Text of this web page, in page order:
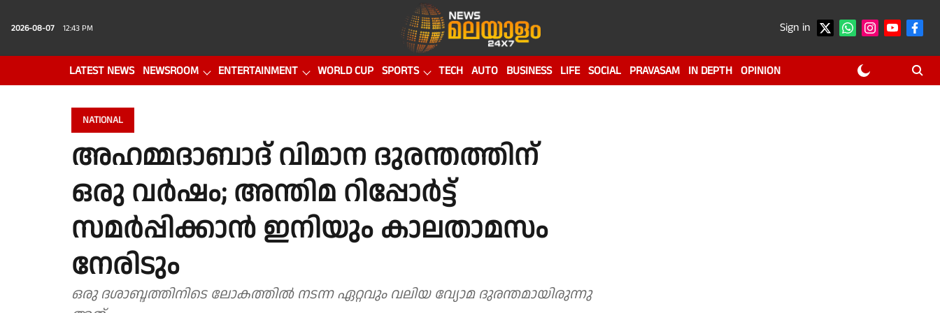
2026-08-07 12:43 PM Sign in
LATEST NEWS NEWSROOM ENTERTAINMENT WORLD CUP SPORTS TECH AUTO BUSINESS LIFE SOCIAL PRAVASAM IN DEPTH OPINION
NATIONAL
അഹമ്മദാബാദ് വിമാന ദുരന്തത്തിന്
ഒരു വർഷം; അന്തിമ റിപ്പോർട്ട്
സമർപ്പിക്കാൻ ഇനിയും കാലതാമസം
നേരിടും
ഒരു ദശാബ്ദത്തിനിടെ ലോകത്തിൽ നടന്ന ഏറ്റവും വലിയ വ്യോമ ദുരന്തമായിരുന്നു